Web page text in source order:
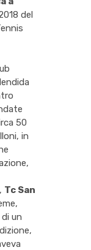
del
50
in
, Tc San
un